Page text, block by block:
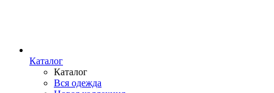
Каталог
Каталог
Вся одежда